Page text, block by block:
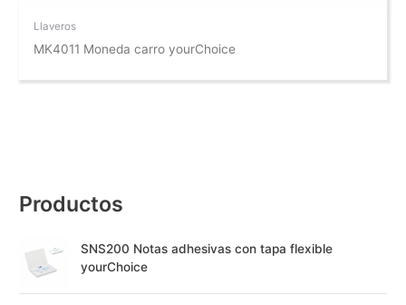
Llaveros
MK4011 Moneda carro yourChoice
Productos
SNS200 Notas adhesivas con tapa flexible
yourChoice